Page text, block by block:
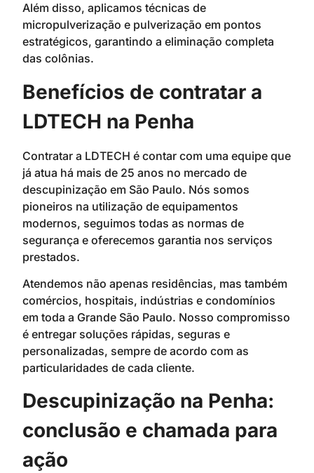
Além disso, aplicamos técnicas de
micropulverização e pulverização em pontos
estratégicos, garantindo a eliminação completa
das colônias.
Benefícios de contratar a
LDTECH na Penha
Contratar a LDTECH é contar com uma equipe que
já atua há mais de 25 anos no mercado de
descupinização em São Paulo. Nós somos
pioneiros na utilização de equipamentos
modernos, seguimos todas as normas de
segurança e oferecemos garantia nos serviços
prestados.
Atendemos não apenas residências, mas também
comércios, hospitais, indústrias e condomínios
em toda a Grande São Paulo. Nosso compromisso
é entregar soluções rápidas, seguras e
personalizadas, sempre de acordo com as
particularidades de cada cliente.
Descupinização na Penha:
conclusão e chamada para
ação